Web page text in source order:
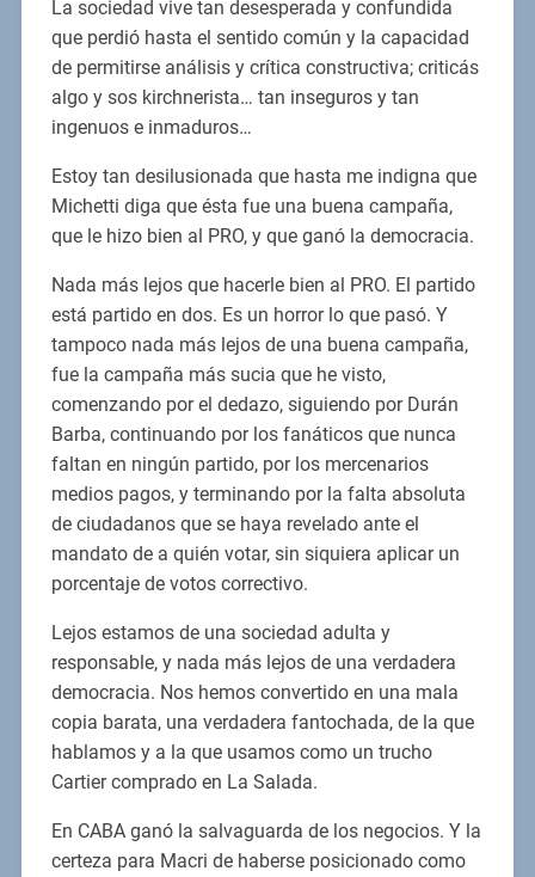
La sociedad vive tan desesperada y confundida
que perdió hasta el sentido común y la capacidad
de permitirse análisis y crítica constructiva; criticás
algo y sos kirchnerista… tan inseguros y tan
ingenuos e inmaduros…
Estoy tan desilusionada que hasta me indigna que
Michetti diga que ésta fue una buena campaña,
que le hizo bien al PRO, y que ganó la democracia.
Nada más lejos que hacerle bien al PRO. El partido
está partido en dos. Es un horror lo que pasó. Y
tampoco nada más lejos de una buena campaña,
fue la campaña más sucia que he visto,
comenzando por el dedazo, siguiendo por Durán
Barba, continuando por los fanáticos que nunca
faltan en ningún partido, por los mercenarios
medios pagos, y terminando por la falta absoluta
de ciudadanos que se haya revelado ante el
mandato de a quién votar, sin siquiera aplicar un
porcentaje de votos correctivo.
Lejos estamos de una sociedad adulta y
responsable, y nada más lejos de una verdadera
democracia. Nos hemos convertido en una mala
copia barata, una verdadera fantochada, de la que
hablamos y a la que usamos como un trucho
Cartier comprado en La Salada.
En CABA ganó la salvaguarda de los negocios. Y la
certeza para Macri de haberse posicionado como